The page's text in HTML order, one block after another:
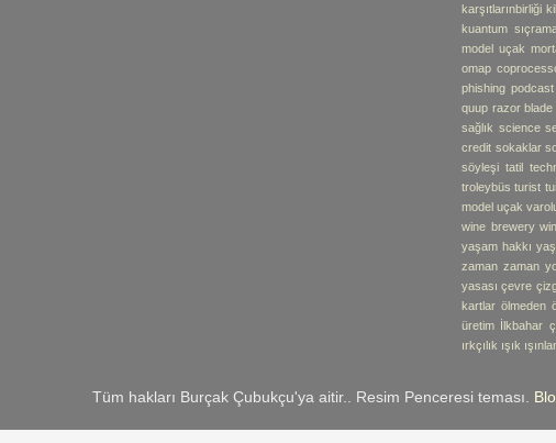
karşıtlarınbirliği
kuantum
model uçak
omap
phishing podcast
quup razor blade
sağlık science
credit sokaklar
söyleşi tatil
troleybüs turist
model uçak
wine brewery
yaşam hakkı
zaman zaman
yasası çevre
kartlar ölmeden
üretim İlkbahar
ırkçılık ışık
Tüm hakları Burçak Çubukçu'ya aitir.. Resim Penceresi teması.